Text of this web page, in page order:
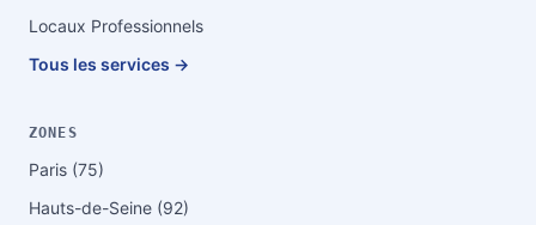
Locaux Professionnels
Tous les services →
ZONES
Paris (75)
Hauts-de-Seine (92)